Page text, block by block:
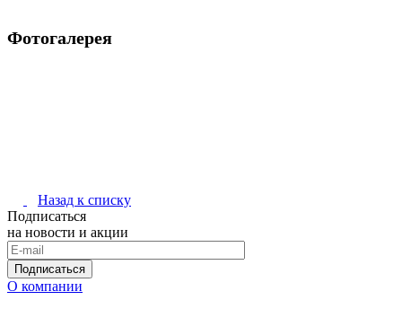
Фотогалерея
Назад к списку
Подписаться
на новости и акции
Подписаться
О компании